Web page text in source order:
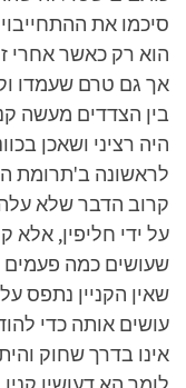
סיכמו את
הוא רק כאשר אחרי
אך גם טרם שעמדו
בין הצדדים מעשה
היה רציני ושאכן
לראשונה ב'תרומת
קרוב הדבר שלא
על ידי חליפין, אלא
שעושים כמה פעמים
שאין הקניין נתפס
עושים אותה כדי
אינו בדרך שחוק